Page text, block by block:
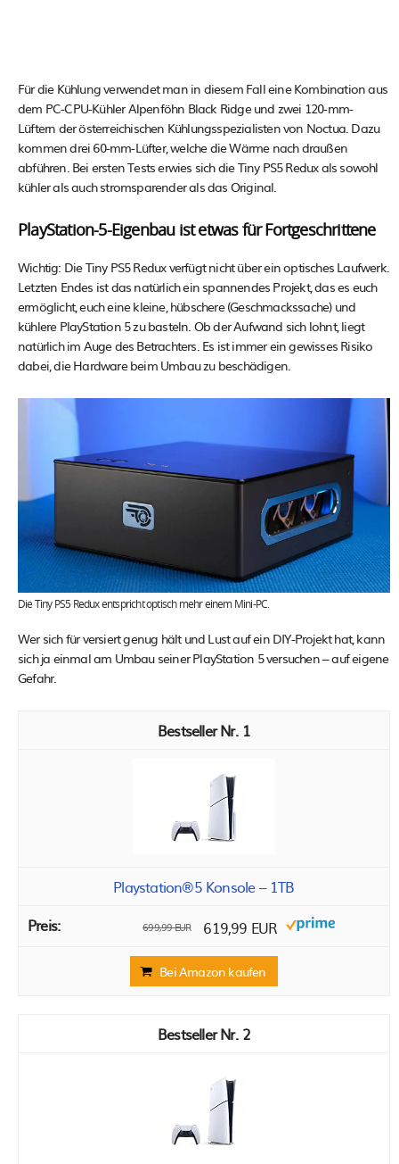
Für die Kühlung verwendet man in diesem Fall eine Kombination aus
dem PC-CPU-Kühler Alpenföhn Black Ridge und zwei 120-mm-
Lüftern der österreichischen Kühlungsspezialisten von Noctua. Dazu
kommen drei 60-mm-Lüfter, welche die Wärme nach draußen
abführen. Bei ersten Tests erwies sich die Tiny PS5 Redux als sowohl
kühler als auch stromsparender als das Original.
PlayStation-5-Eigenbau ist etwas für Fortgeschrittene
Wichtig: Die Tiny PS5 Redux verfügt nicht über ein optisches Laufwerk.
Letzten Endes ist das natürlich ein spannendes Projekt, das es euch
ermöglicht, euch eine kleine, hübschere (Geschmackssache) und
kühlere PlayStation 5 zu basteln. Ob der Aufwand sich lohnt, liegt
natürlich im Auge des Betrachters. Es ist immer ein gewisses Risiko
dabei, die Hardware beim Umbau zu beschädigen.
Die Tiny PS5 Redux entspricht optisch mehr einem Mini-PC.
Wer sich für versiert genug hält und Lust auf ein DIY-Projekt hat, kann
sich ja einmal am Umbau seiner PlayStation 5 versuchen – auf eigene
Gefahr.
1
Playstation®5 Konsole – 1TB
699,99 EUR 619,99 EUR
Bei Amazon kaufen
2